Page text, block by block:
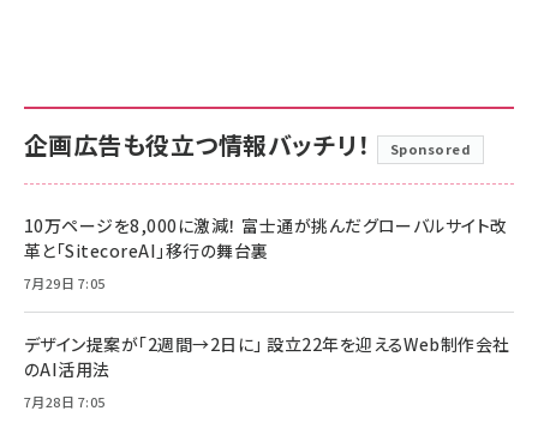
企画広告も役立つ情報バッチリ！ Sponsored
10万ページを8,000に激減！ 富士通が挑んだグローバルサイト改
革と「SitecoreAI」移行の舞台裏
7月29日 7:05
デザイン提案が「2週間→2日に」 設立22年を迎えるWeb制作会社
のAI活用法
7月28日 7:05